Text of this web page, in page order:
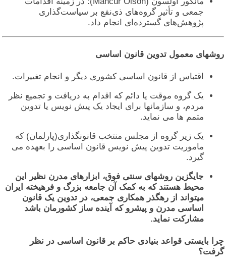
جمعی و تأثیر گروه‌های ذی‌نفع بر سیاست‌گذاری
پژوهش‌های گسترده‌ای انجام داد.
معمول تدوین قانون اساسی
اقتباس از قانون اساسی کشوری دیگر و انجام تغییرات.
یک گروه موقت یا دائم که اقدام به دریافت و تجمیع نظر
مردم، و سازمانها برای ایجاد یک پیش نویس یا تدوین
متمم ها می نماید.
یک زیر گروه از مجلس منتخب قانونگذاری(پارلمان) که
ماموریت تدوین پیش نویس قانون اساسی را بعهده می
گیرد.
جایگزین روشهای سنتی فوق، ابزارهای مدرن نظیر این
محیط هستند که به کمک آن جامعه بزرگ و فرهیخته ایران
میتواند از رهگذر همکاری جمعی، در تدوین یک قانون
اساسی مدرن و پیشرو که آینده ساز کشورمان باشد
مشارکت نماید.
بایستی قواعد بنیادی حاکم بر قانون اساسی در نظر